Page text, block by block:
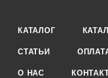
КАТАЛОГ
СТАТЬИ
О НАС